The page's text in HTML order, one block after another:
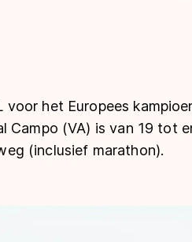
het Europees
Campo (VA) is van 19 tot
(inclusief marathon).